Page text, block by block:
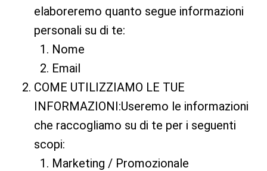
elaboreremo quanto segue informazioni
personali su di te:
Nome
Email
COME UTILIZZIAMO LE TUE
INFORMAZIONI:Useremo le informazioni
che raccogliamo su di te per i seguenti
scopi:
Marketing / Promozionale